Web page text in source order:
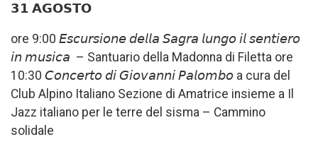
𝟯𝟭 𝗔𝗚𝗢𝗦𝗧𝗢
ore 9:00 𝘌𝘴𝘤𝘶𝘳𝘴𝘪𝘰𝘯𝘦 𝘥𝘦𝘭𝘭𝘢 𝘚𝘢𝘨𝘳𝘢 𝘭𝘶𝘯𝘨𝘰 𝘪𝘭 𝘴𝘦𝘯𝘵𝘪𝘦𝘳𝘰
𝘪𝘯 𝘮𝘶𝘴𝘪𝘤𝘢 – Santuario della Madonna di Filetta ore
10:30 𝘊𝘰𝘯𝘤𝘦𝘳𝘵𝘰 𝘥𝘪 𝘎𝘪𝘰𝘷𝘢𝘯𝘯𝘪 𝘗𝘢𝘭𝘰𝘮𝘣𝘰 a cura del
Club Alpino Italiano Sezione di Amatrice insieme a Il
Jazz italiano per le terre del sisma – Cammino
solidale